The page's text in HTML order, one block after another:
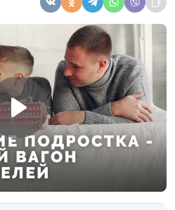
Булатова, Светлана
Быкова, Нина
Никифорова, Арина
Воронина
Анна Ронжина, Анна
Щукина, педагог–
психолог, Марина
Булатова, Светлана
Быкова, Нина
Никифорова, Арина
Воронина
#103